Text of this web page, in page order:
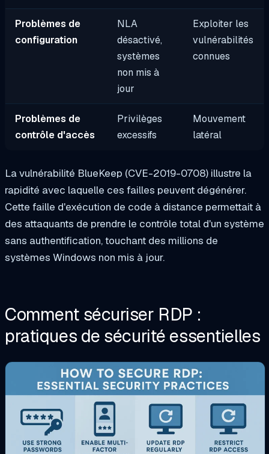
Problèmes de
configuration
NLA
désactivé,
systèmes
non mis à
jour
Exploiter les
vulnérabilités
connues
Problèmes de
contrôle d'accès
Privilèges
excessifs
Mouvement
latéral
La vulnérabilité BlueKeep (CVE-2019-0708) illustre la
rapidité avec laquelle ces failles peuvent dégénérer.
Cette faille d'exécution de code à distance permettait à
des attaquants de prendre le contrôle total d'un système
sans authentification, touchant des millions de
systèmes Windows non mis à jour.
Comment sécuriser RDP :
pratiques de sécurité essentielles